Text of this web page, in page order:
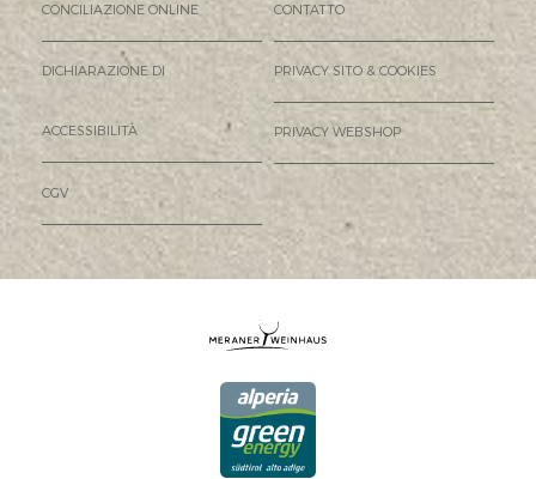
CONCILIAZIONE ONLINE CONTATTO
DICHIARAZIONE DI
ACCESSIBILITÀ
PRIVACY SITO & COOKIES
PRIVACY WEBSHOP
CGV